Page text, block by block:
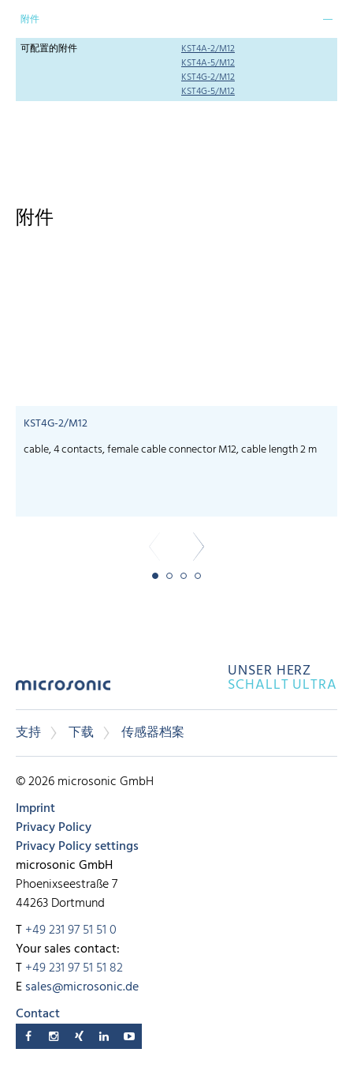
附件
可配置的附件
KST4A-2/M12
KST4A-5/M12
KST4G-2/M12
KST4G-5/M12
附件
KST4G-2/M12
cable, 4 contacts, female cable connector M12, cable length 2 m
UNSER HERZ
SCHALLT ULTRA
支持 下载 传感器档案
© 2026 microsonic GmbH
Imprint
Privacy Policy
Privacy Policy settings
microsonic GmbH
Phoenixseestraße 7
44263 Dortmund
T+49 231 97 51 51 0
Your sales contact:
T+49 231 97 51 51 82
Esales@microsonic.de
Contact